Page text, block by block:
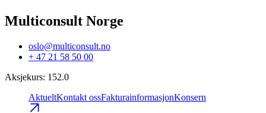
Multiconsult Norge
oslo@multiconsult.no
+ 47 21 58 50 00
Aksjekurs: 152.0
AktueltKontakt ossFakturainformasjonKonsern